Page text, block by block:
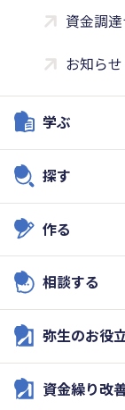
資金調
お知らせ
学ぶ
探す
作る
相談する
弥生のお役
資金繰り改